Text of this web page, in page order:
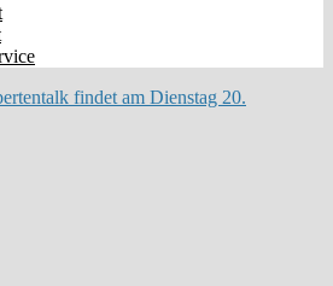
findet am Dienstag 20.